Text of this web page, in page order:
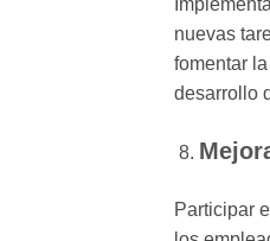
nuevas
fomentar
desarrollo
Participar